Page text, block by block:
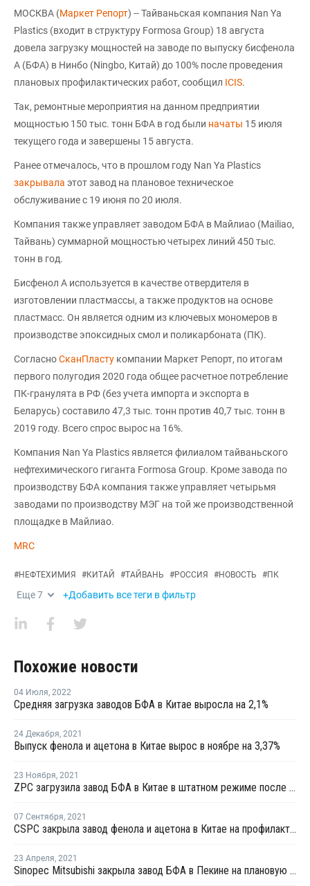
МОСКВА (Маркет Репорт) -- Тайваньская компания Nan Ya
Plastics (входит в структуру Formosa Group) 18 августа
довела загрузку мощностей на заводе по выпуску бисфенола
А (БФА) в Нинбо (Ningbo, Китай) до 100% после проведения
плановых профилактических работ, сообщил ICIS.
Так, ремонтные мероприятия на данном предприятии
мощностью 150 тыс. тонн БФА в год были начаты 15 июля
текущего года и завершены 15 августа.
Ранее отмечалось, что в прошлом году Nan Ya Plastics
закрывала этот завод на плановое техническое
обслуживание с 19 июня по 20 июля.
Компания также управляет заводом БФА в Майлиао (Mailiao,
Тайвань) суммарной мощностью четырех линий 450 тыс.
тонн в год.
Бисфенол А используется в качестве отвердителя в
изготовлении пластмассы, а также продуктов на основе
пластмасс. Он является одним из ключевых мономеров в
производстве эпоксидных смол и поликарбоната (ПК).
СогласноСканПласту компании Маркет Репорт, по итогам
первого полугодия 2020 года общее расчетное потребление
ПК-гранулята в РФ (без учета импорта и экспорта в
Беларусь) составило 47,3 тыс. тонн против 40,7 тыс. тонн в
2019 году. Всего спрос вырос на 16%.
Компания Nan Ya Plastics является филиалом тайваньского
нефтехимического гиганта Formosa Group. Кроме завода по
производству БФА компания также управляет четырьмя
заводами по производству МЭГ на той же производственной
площадке в Майлиао.
MRC
#НЕФТЕХИМИЯ #КИТАЙ #ТАЙВАНЬ #РОССИЯ #НОВОСТЬ #ПК
Еще7 +Добавить все теги в фильтр
Похожие новости
04 Июля, 2022
Средняя загрузка заводов БФА в Китае выросла на 2,1%
24 Декабря, 2021
Выпуск фенола и ацетона в Китае вырос в ноябре на 3,37%
23 Ноября, 2021
ZPC загрузила завод БФА в Китае в штатном режиме после перезапуска
07 Сентября, 2021
CSPC закрыла завод фенола и ацетона в Китае на профилактику
23 Апреля, 2021
Sinopec Mitsubishi закрыла завод БФА в Пекине на плановую профилактику